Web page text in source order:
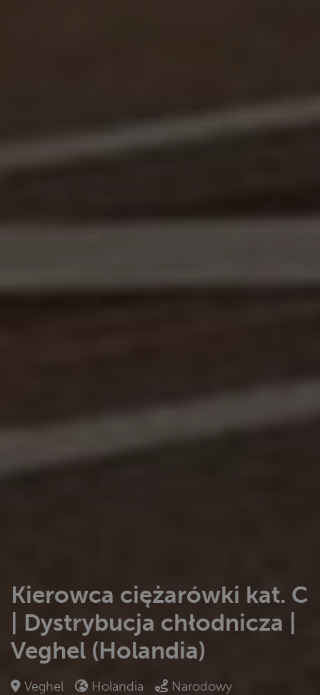
Kierowca ciężarówki kat. C
| Dystrybucja chłodnicza |
Veghel (Holandia)
Veghel Holandia
Narodowy